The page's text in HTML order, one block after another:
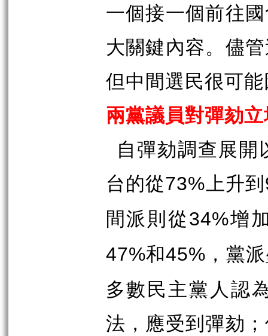
一個接一個前往
大關鍵內容。儘
但中間選民很可
兩黨議員對彈劾
自彈劾調查展
台的從73%上升到
間派則從34%增
47%和45% ，黨
多數民主黨人認
法，應受到彈劾